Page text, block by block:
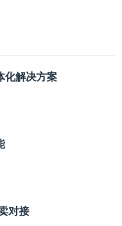
化解决方案
对接